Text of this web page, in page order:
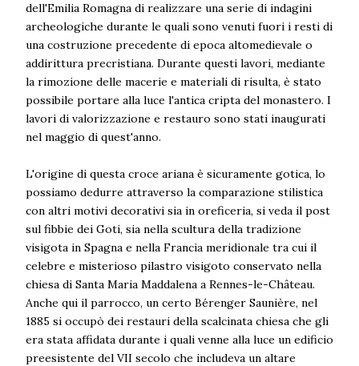
dell'Emilia Romagna di realizzare una serie di indagini
archeologiche durante le quali sono venuti fuori i resti di
una costruzione precedente di epoca altomedievale o
addirittura precristiana. Durante questi lavori, mediante
la rimozione delle macerie e materiali di risulta, è stato
possibile portare alla luce l'antica cripta del monastero. I
lavori di valorizzazione e restauro sono stati inaugurati
nel maggio di quest'anno.
L'origine di questa croce ariana è sicuramente gotica, lo
possiamo dedurre attraverso la comparazione stilistica
con altri motivi decorativi sia in oreficeria, si veda il post
sul fibbie dei Goti, sia nella scultura della tradizione
visigota in Spagna e nella Francia meridionale tra cui il
celebre e misterioso pilastro visigoto conservato nella
chiesa di Santa Maria Maddalena a Rennes-le-Château.
Anche qui il parrocco, un certo Bérenger Saunière, nel
1885 si occupò dei restauri della scalcinata chiesa che gli
era stata affidata durante i quali venne alla luce un edificio
preesistente del VII secolo che includeva un altare